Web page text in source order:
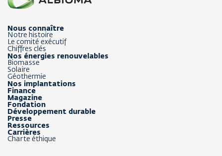
Nous connaître
Notre histoire
Le comité exécutif
Chiffres clés
Nos énergies renouvelables
Biomasse
Solaire
Géothermie
Nos implantations
Finance
Magazine
Fondation
Développement durable
Presse
Ressources
Carrières
Charte éthique